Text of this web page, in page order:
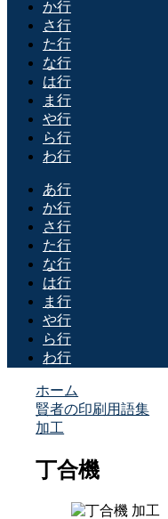
か行
さ行
た行
な行
は行
ま行
や行
ら行
わ行
あ行
か行
さ行
た行
な行
は行
ま行
や行
ら行
わ行
ホーム
賢者の印刷用語集
加工
丁合機
加工